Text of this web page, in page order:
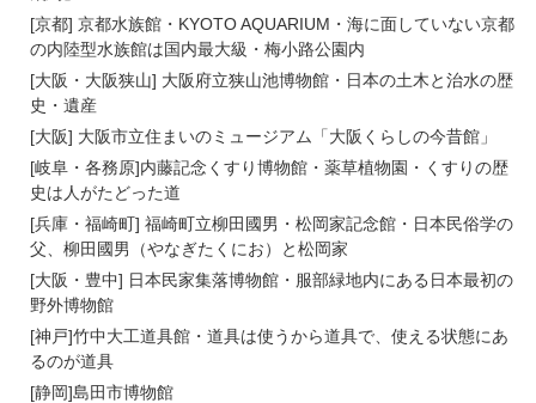
[京都] 京都水族館・KYOTO AQUARIUM・海に面していない京都
の内陸型水族館は国内最大級・梅小路公園内
[大阪・大阪狭山] 大阪府立狭山池博物館・日本の土木と治水の歴
史・遺産
[大阪] 大阪市立住まいのミュージアム「大阪くらしの今昔館」
[岐阜・各務原]内藤記念くすり博物館・薬草植物園・くすりの歴
史は人がたどった道
[兵庫・福崎町] 福崎町立柳田國男・松岡家記念館・日本民俗学の
父、柳田國男（やなぎたくにお）と松岡家
[大阪・豊中] 日本民家集落博物館・服部緑地内にある日本最初の
野外博物館
[神戸]竹中大工道具館・道具は使うから道具で、使える状態にあ
るのが道具
[静岡]島田市博物館